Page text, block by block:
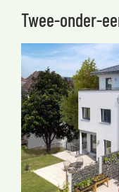
Twee-onder-